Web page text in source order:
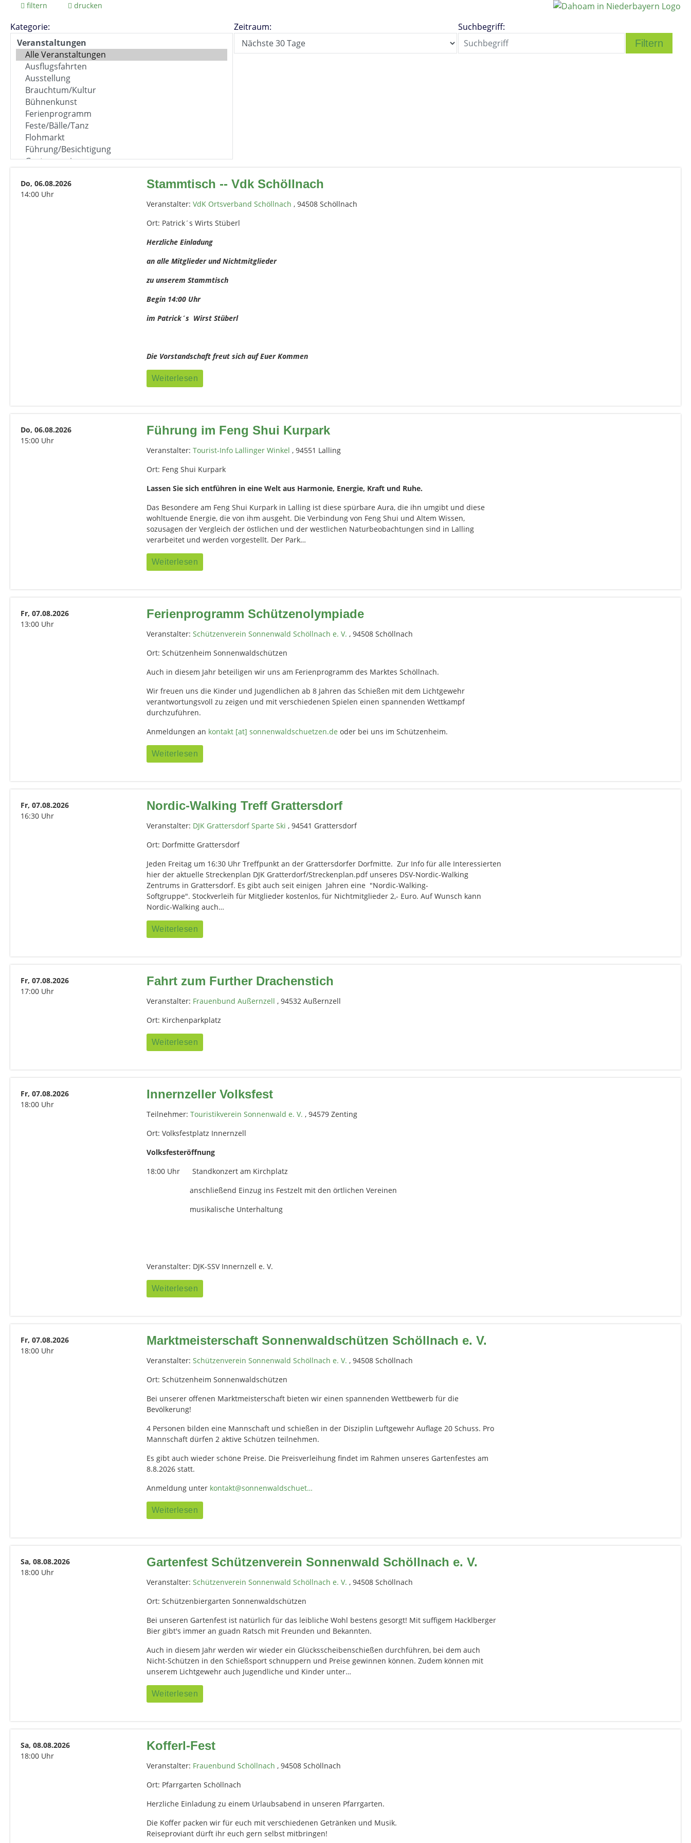
filtern drucken
Kategorie: Zeitraum: Suchbegriff:
Do, 06.08.2026
14:00 Uhr
Stammtisch -- Vdk Schöllnach
Veranstalter: VdK Ortsverband Schöllnach , 94508 Schöllnach
Ort: Patrick´s Wirts Stüberl
Herzliche Einladung
an alle Mitglieder und Nichtmitglieder
zu unserem Stammtisch
Begin 14:00 Uhr
im Patrick´s Wirst Stüberl
Die Vorstandschaft freut sich auf Euer Kommen
Weiterlesen
Do, 06.08.2026
15:00 Uhr
Führung im Feng Shui Kurpark
Veranstalter: Tourist-Info Lallinger Winkel , 94551 Lalling
Ort: Feng Shui Kurpark
Lassen Sie sich entführen in eine Welt aus Harmonie, Energie, Kraft und Ruhe.
Das Besondere am Feng Shui Kurpark in Lalling ist diese spürbare Aura, die ihn umgibt und diese
wohltuende Energie, die von ihm ausgeht. Die Verbindung von Feng Shui und Altem Wissen,
sozusagen der Vergleich der östlichen und der westlichen Naturbeobachtungen sind in Lalling
verarbeitet und werden vorgestellt. Der Park…
Weiterlesen
Fr, 07.08.2026
13:00 Uhr
Ferienprogramm Schützenolympiade
Veranstalter: Schützenverein Sonnenwald Schöllnach e. V. , 94508 Schöllnach
Ort: Schützenheim Sonnenwaldschützen
Auch in diesem Jahr beteiligen wir uns am Ferienprogramm des Marktes Schöllnach.
Wir freuen uns die Kinder und Jugendlichen ab 8 Jahren das Schießen mit dem Lichtgewehr
verantwortungsvoll zu zeigen und mit verschiedenen Spielen einen spannenden Wettkampf
durchzuführen.
Anmeldungen an kontakt [at] sonnenwaldschuetzen.de oder bei uns im Schützenheim.
Weiterlesen
Fr, 07.08.2026
16:30 Uhr
Nordic-Walking Treff Grattersdorf
Veranstalter: DJK Grattersdorf Sparte Ski , 94541 Grattersdorf
Ort: Dorfmitte Grattersdorf
Jeden Freitag um 16:30 Uhr Treffpunkt an der Grattersdorfer Dorfmitte. Zur Info für alle Interessierten
hier der aktuelle Streckenplan DJK Gratterdorf/Streckenplan.pdf unseres DSV-Nordic-Walking
Zentrums in Grattersdorf. Es gibt auch seit einigen Jahren eine "Nordic-Walking-
Softgruppe". Stockverleih für Mitglieder kostenlos, für Nichtmitglieder 2,- Euro. Auf Wunsch kann
Nordic-Walking auch…
Weiterlesen
Fr, 07.08.2026
17:00 Uhr
Fahrt zum Further Drachenstich
Veranstalter: Frauenbund Außernzell , 94532 Außernzell
Ort: Kirchenparkplatz
Weiterlesen
Fr, 07.08.2026
18:00 Uhr
Innernzeller Volksfest
Teilnehmer: Touristikverein Sonnenwald e. V. , 94579 Zenting
Ort: Volksfestplatz Innernzell
Volksfesteröffnung
18:00 Uhr Standkonzert am Kirchplatz
anschließend Einzug ins Festzelt mit den örtlichen Vereinen
musikalische Unterhaltung
Veranstalter: DJK-SSV Innernzell e. V.
Weiterlesen
Fr, 07.08.2026
18:00 Uhr
Marktmeisterschaft Sonnenwaldschützen Schöllnach e. V.
Veranstalter: Schützenverein Sonnenwald Schöllnach e. V. , 94508 Schöllnach
Ort: Schützenheim Sonnenwaldschützen
Bei unserer offenen Marktmeisterschaft bieten wir einen spannenden Wettbewerb für die
Bevölkerung!
4 Personen bilden eine Mannschaft und schießen in der Disziplin Luftgewehr Auflage 20 Schuss. Pro
Mannschaft dürfen 2 aktive Schützen teilnehmen.
Es gibt auch wieder schöne Preise. Die Preisverleihung findet im Rahmen unseres Gartenfestes am
8.8.2026 statt.
Anmeldung unter kontakt@sonnenwaldschuet…
Weiterlesen
Sa, 08.08.2026
18:00 Uhr
Gartenfest Schützenverein Sonnenwald Schöllnach e. V.
Veranstalter: Schützenverein Sonnenwald Schöllnach e. V. , 94508 Schöllnach
Ort: Schützenbiergarten Sonnenwaldschützen
Bei unseren Gartenfest ist natürlich für das leibliche Wohl bestens gesorgt! Mit suffigem Hacklberger
Bier gibt's immer an guadn Ratsch mit Freunden und Bekannten.
Auch in diesem Jahr werden wir wieder ein Glücksscheibenschießen durchführen, bei dem auch
Nicht-Schützen in den Schießsport schnuppern und Preise gewinnen können. Zudem können mit
unserem Lichtgewehr auch Jugendliche und Kinder unter…
Weiterlesen
Sa, 08.08.2026
18:00 Uhr
Kofferl-Fest
Veranstalter: Frauenbund Schöllnach , 94508 Schöllnach
Ort: Pfarrgarten Schöllnach
Herzliche Einladung zu einem Urlaubsabend in unseren Pfarrgarten.
Die Koffer packen wir für euch mit verschiedenen Getränken und Musik.
Reiseproviant dürft ihr euch gern selbst mitbringen!